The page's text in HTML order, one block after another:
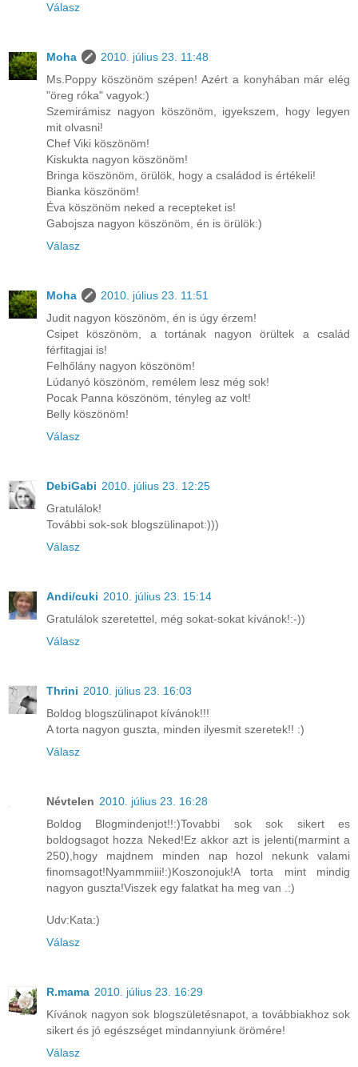
Válasz
Moha
2010. július 23. 11:48
Ms.Poppy köszönöm szépen! Azért a konyhában már elég
"öreg róka" vagyok:)
Szemirámisz nagyon köszönöm, igyekszem, hogy legyen
mit olvasni!
Chef Viki köszönöm!
Kiskukta nagyon köszönöm!
Bringa köszönöm, örülök, hogy a családod is értékeli!
Bianka köszönöm!
Éva köszönöm neked a recepteket is!
Gabojsza nagyon köszönöm, én is örülök:)
Válasz
Moha
2010. július 23. 11:51
Judit nagyon köszönöm, én is úgy érzem!
Csipet köszönöm, a tortának nagyon örültek a család
férfitagjai is!
Felhőlány nagyon köszönöm!
Lúdanyó köszönöm, remélem lesz még sok!
Pocak Panna köszönöm, tényleg az volt!
Belly köszönöm!
Válasz
DebiGabi 2010. július 23. 12:25
Gratulálok!
További sok-sok blogszülinapot:)))
Válasz
Andi/cuki 2010. július 23. 15:14
Gratulálok szeretettel, még sokat-sokat kívánok!:-))
Válasz
Thrini 2010. július 23. 16:03
Boldog blogszülinapot kívánok!!!
A torta nagyon guszta, minden ilyesmit szeretek!! :)
Válasz
Névtelen 2010. július 23. 16:28
Boldog Blogmindenjot!!:)Tovabbi sok sok sikert es
boldogsagot hozza Neked!Ez akkor azt is jelenti(marmint a
250),hogy majdnem minden nap hozol nekunk valami
finomsagot!Nyammmiii!:)Koszonojuk!A torta mint mindig
nagyon guszta!Viszek egy falatkat ha meg van .:)
Udv:Kata:)
Válasz
R.mama 2010. július 23. 16:29
Kívánok nagyon sok blogszületésnapot, a továbbiakhoz sok
sikert és jó egészséget mindannyiunk örömére!
Válasz